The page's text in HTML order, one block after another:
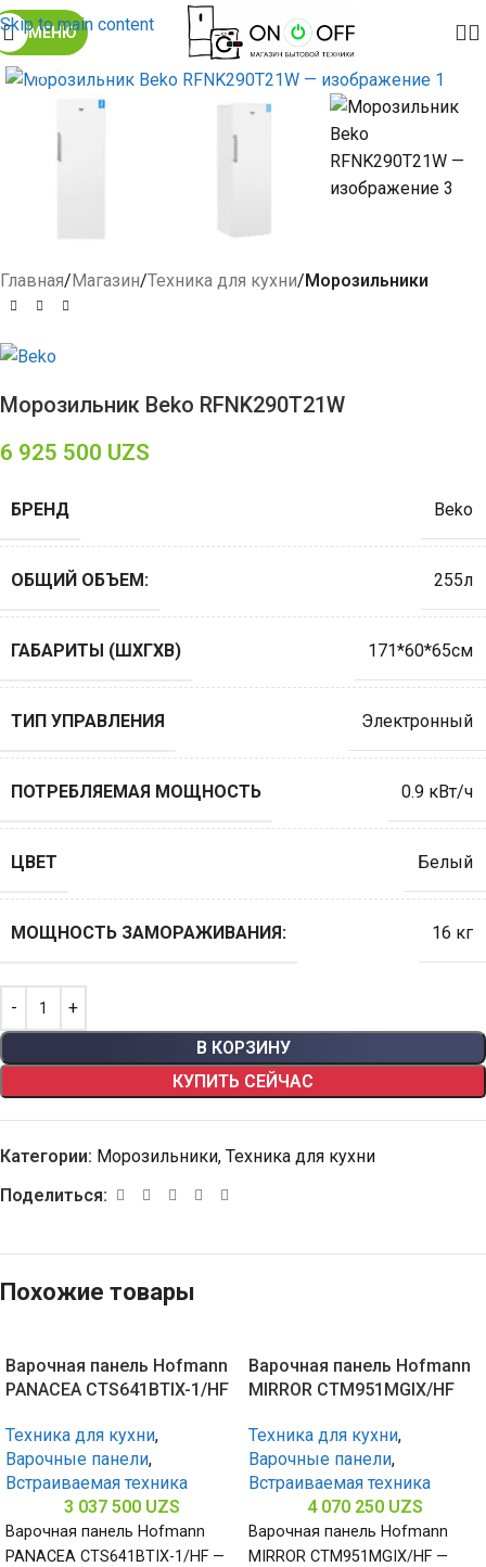
Skip to main content
МЕНЮ
Click to enlarge
Главная Магазин Техника для кухни Морозильники
Морозильник Beko RFNK290T21W
6 925 500 UZS
БРЕНД Beko
ОБЩИЙ ОБЪЕМ: 255л
ГАБАРИТЫ (ШХГХВ) 171*60*65см
ТИП УПРАВЛЕНИЯ Электронный
ПОТРЕБЛЯЕМАЯ МОЩНОСТЬ 0.9 кВт/ч
ЦВЕТ Белый
МОЩНОСТЬ ЗАМОРАЖИВАНИЯ: 16 кг
В КОРЗИНУ
КУПИТЬ СЕЙЧАС
Категории: Морозильники, Техника для кухни
Поделиться:
Похожие товары
Варочная панель Hofmann
PANACEA CTS641BTIX-1/HF
Техника для кухни,
Варочные панели,
Встраиваемая техника
3 037 500 UZS
Варочная панель Hofmann
PANACEA CTS641BTIX-1/HF —
Варочная панель Hofmann
MIRROR CTM951MGIX/HF
Техника для кухни,
Варочные панели,
Встраиваемая техника
4 070 250 UZS
Варочная панель Hofmann
MIRROR CTM951MGIX/HF —